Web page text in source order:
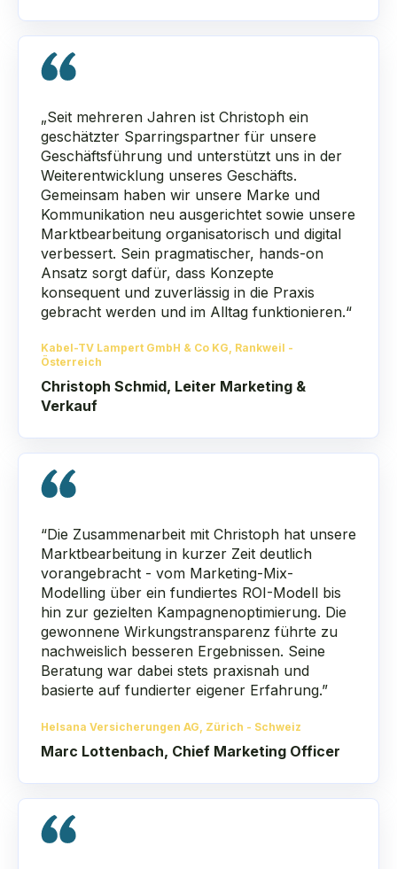
„Seit mehreren Jahren ist Christoph ein
geschätzter Sparringspartner für unsere
Geschäftsführung und unterstützt uns in der
Weiterentwicklung unseres Geschäfts.
Gemeinsam haben wir unsere Marke und
Kommunikation neu ausgerichtet sowie unsere
Marktbearbeitung organisatorisch und digital
verbessert. Sein pragmatischer, hands-on
Ansatz sorgt dafür, dass Konzepte
konsequent und zuverlässig in die Praxis
gebracht werden und im Alltag funktionieren.“
Kabel-TV Lampert GmbH & Co KG, Rankweil -
Österreich
Christoph Schmid, Leiter Marketing &
Verkauf
“Die Zusammenarbeit mit Christoph hat unsere
Marktbearbeitung in kurzer Zeit deutlich
vorangebracht - vom Marketing-Mix-
Modelling über ein fundiertes ROI-Modell bis
hin zur gezielten Kampagnenoptimierung. Die
gewonnene Wirkungstransparenz führte zu
nachweislich besseren Ergebnissen. Seine
Beratung war dabei stets praxisnah und
basierte auf fundierter eigener Erfahrung.”
Helsana Versicherungen AG, Zürich - Schweiz
Marc Lottenbach, Chief Marketing Officer